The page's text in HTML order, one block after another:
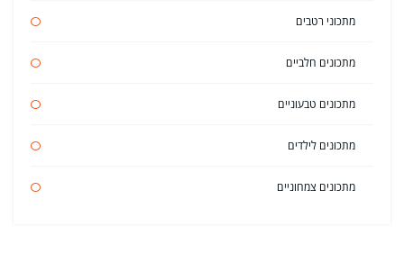
מתכוני רטבים
מתכונים חלביים
מתכונים טבעוניים
מתכונים לילדים
מתכונים צמחוניים